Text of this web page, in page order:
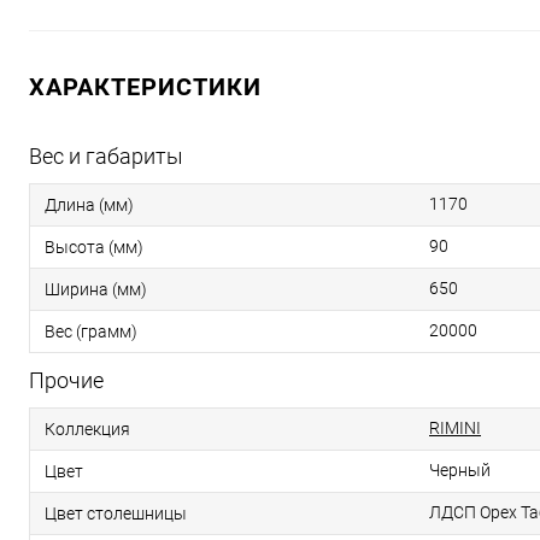
ХАРАКТЕРИСТИКИ
Вес и габариты
Длина (мм) 1170
Высота (мм) 90
Ширина (мм) 650
Вес (грамм) 20000
Прочие
Коллекция RIMINI
Цвет Черный
Цвет столешницы ЛДСП Орех